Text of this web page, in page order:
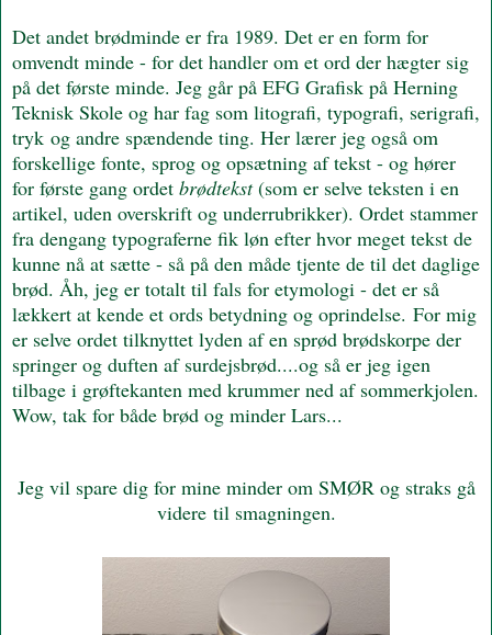
Det andet brødminde er fra 1989. Det er en form for
omvendt minde - for det handler om et ord der hægter sig
på det første minde. Jeg går på EFG Grafisk på Herning
Teknisk Skole og har fag som litografi, typografi, serigrafi,
tryk og andre spændende ting. Her lærer jeg også om
forskellige fonte, sprog og opsætning af tekst - og hører
for første gang ordet brødtekst(som er selve teksten i en
artikel, uden overskrift og underrubrikker). Ordet stammer
fra dengang typograferne fik løn efter hvor meget tekst de
kunne nå at sætte - så på den måde tjente de til det daglige
brød. Åh, jeg er totalt til fals for etymologi - det er så
lækkert at kende et ords betydning og oprindelse. For mig
er selve ordet tilknyttet lyden af en sprød brødskorpe der
springer og duften af surdejsbrød....og så er jeg igen
tilbage i grøftekanten med krummer ned af sommerkjolen.
Wow, tak for både brød og minder Lars...
Jeg vil spare dig for mine minder om SMØR og straks gå
videre til smagningen.